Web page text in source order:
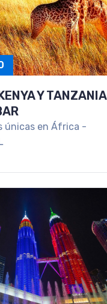
Y TANZANIA
únicas en África -